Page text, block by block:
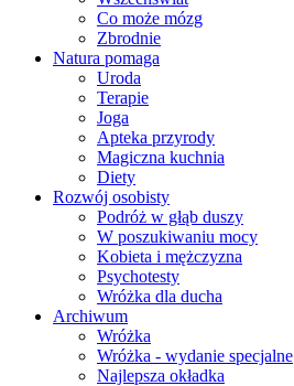
Co może mózg
Zbrodnie
Natura pomaga
Uroda
Terapie
Joga
Apteka przyrody
Magiczna kuchnia
Diety
Rozwój osobisty
Podróż w głąb duszy
W poszukiwaniu mocy
Kobieta i mężczyzna
Psychotesty
Wróżka dla ducha
Archiwum
Wróżka
Wróżka - wydanie specjalne
Najlepsza okładka